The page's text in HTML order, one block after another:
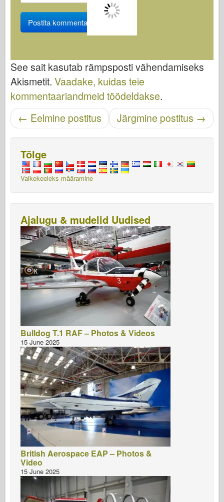
See sait kasutab rämpsposti vähendamiseks
Akismetit. Vaadake, kuidas teie
kommentaariandmeid töödeldakse.
Navigeerimise sisestamineJärgmine postitus →
← Eelmine postitus
Tõlge
Vaikekeeleks määramine
Ajalugu & mudelid Uudised
Bulldog T.1 RAF – Photos & Videos
15 June 2025
British Aerospace EAP – Photos &
Video
15 June 2025